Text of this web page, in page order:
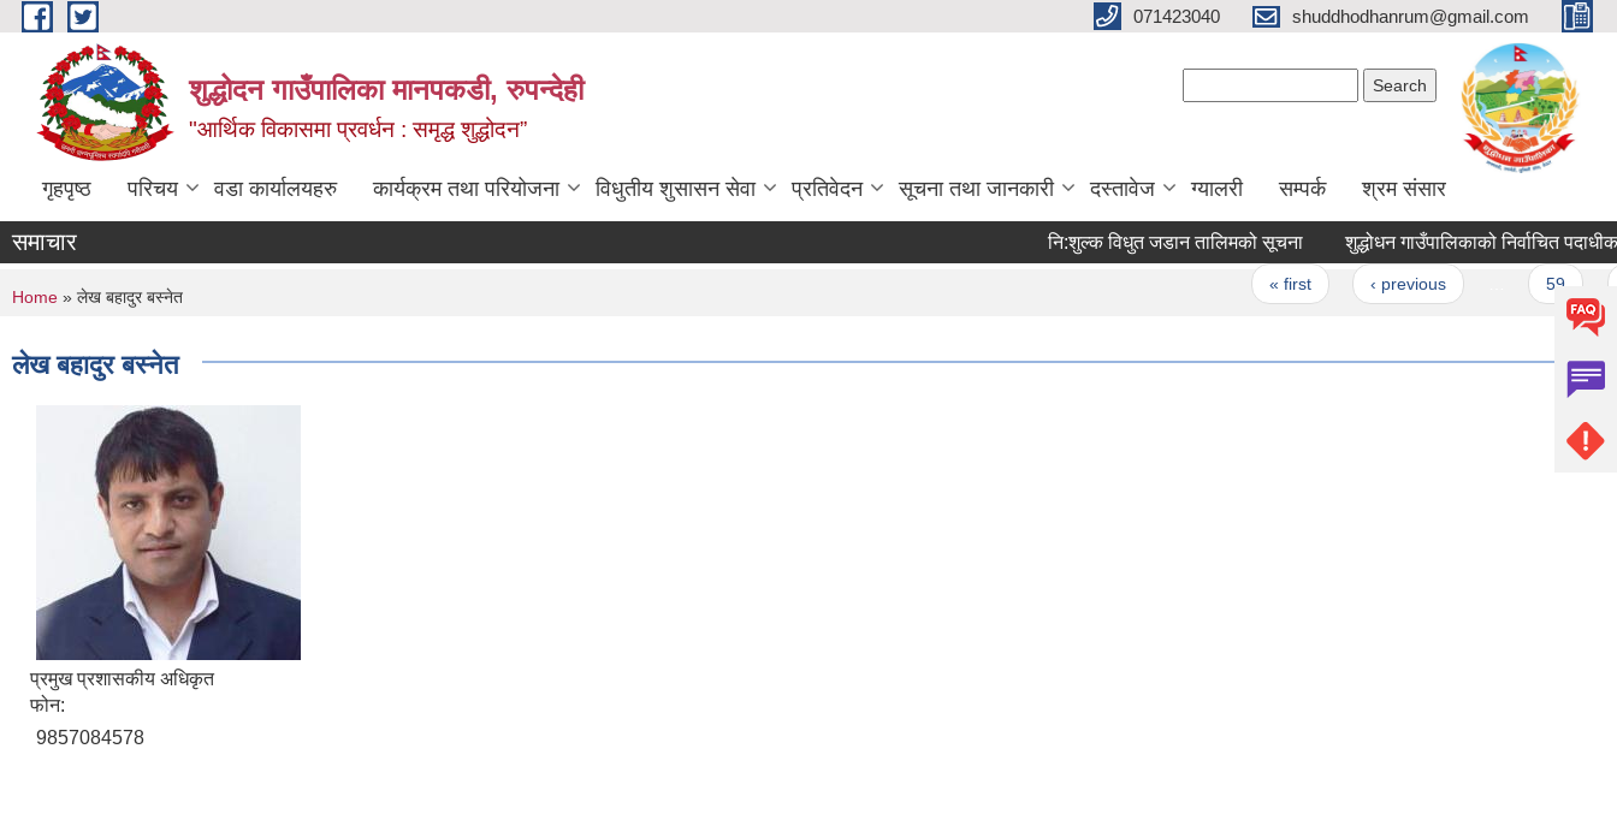
Skip to main content 071423040 shuddhodhanrum@gmail.com
शुद्धोदन गाउँपालिका मानपकडी, रुपन्देही
"आर्थिक विकासमा प्रवर्धन : समृद्ध शुद्धोदन”
गृहपृष्ठ परिचय वडा कार्यालयहरु कार्यक्रम तथा परियोजना विधुतीय शुसासन सेवा प्रतिवेदन सूचना तथा जानकारी दस्तावेज ग्यालरी सम्पर्क श्रम संसार
समाचार नि:शुल्क विधुत जडान तालिमको सूचना शुद्धोधन गाउँपालिकाको निर्वाचित
‹ previous …
You are here
Home » लेख बहादुर बस्नेत
लेख बहादुर बस्नेत
प्रमुख प्रशासकीय अधिकृत
फोन:
9857084578